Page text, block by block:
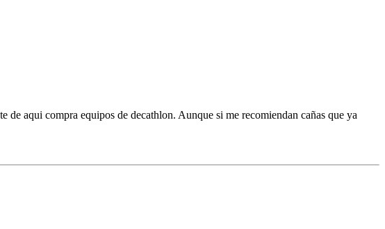
aqui compra equipos de decathlon. Aunque si me recomiendan cañas que ya